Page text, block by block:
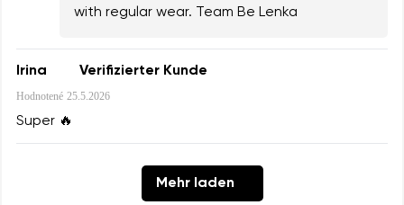
with regular wear. Team Be Lenka
Irina Verifizierter Kunde
Hodnotené 25.5.2026
Super 🔥
Mehr laden